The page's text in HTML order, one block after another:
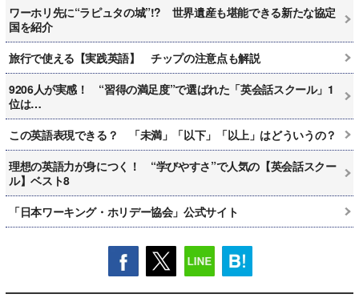
ワーホリ先に“ラピュタの城”!? 世界遺産も堪能できる新たな協定
国を紹介
旅行で使える【実践英語】 チップの注意点も解説
9206人が実感！ “習得の満足度”で選ばれた「英会話スクール」1
位は…
この英語表現できる？ 「未満」「以下」「以上」はどういうの？
理想の英語力が身につく！ “学びやすさ”で人気の【英会話スクー
ル】ベスト8
「日本ワーキング・ホリデー協会」公式サイト